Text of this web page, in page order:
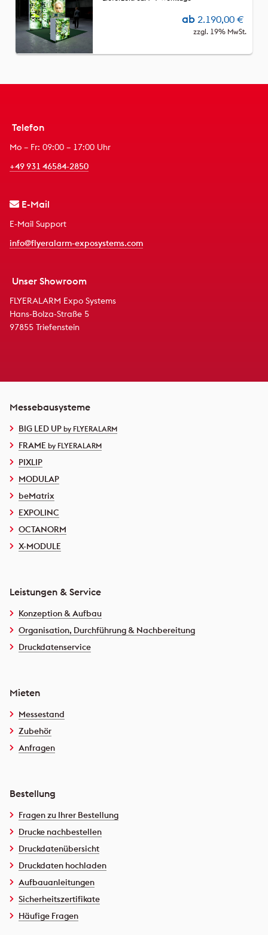
ab 2.190,00 €
zzgl. 19% MwSt.
Telefon
Mo – Fr: 09:00 – 17:00 Uhr
+49 931 46584-2850
E-Mail
E-Mail Support
info@flyeralarm-exposystems.com
Unser Showroom
FLYERALARM Expo Systems
Hans-Bolza-Straße 5
97855 Triefenstein
Messebausysteme
BIG LED UP by FLYERALARM
FRAME by FLYERALARM
PIXLIP
MODULAP
beMatrix
EXPOLINC
OCTANORM
X-MODULE
Leistungen & Service
Konzeption & Aufbau
Organisation, Durchführung & Nachbereitung
Druckdatenservice
Mieten
Messestand
Zubehör
Anfragen
Bestellung
Fragen zu Ihrer Bestellung
Drucke nachbestellen
Druckdatenübersicht
Druckdaten hochladen
Aufbauanleitungen
Sicherheitszertifikate
Häufige Fragen